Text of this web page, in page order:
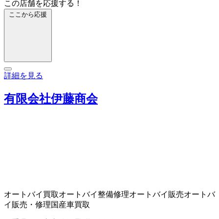
この店舗を応援する！
ここから応援
詳細を見る
有限会社伊藤商会
オートバイ買取オートバイ整備修理オートバイ販売オートバ
イ販売・修理国産車買取